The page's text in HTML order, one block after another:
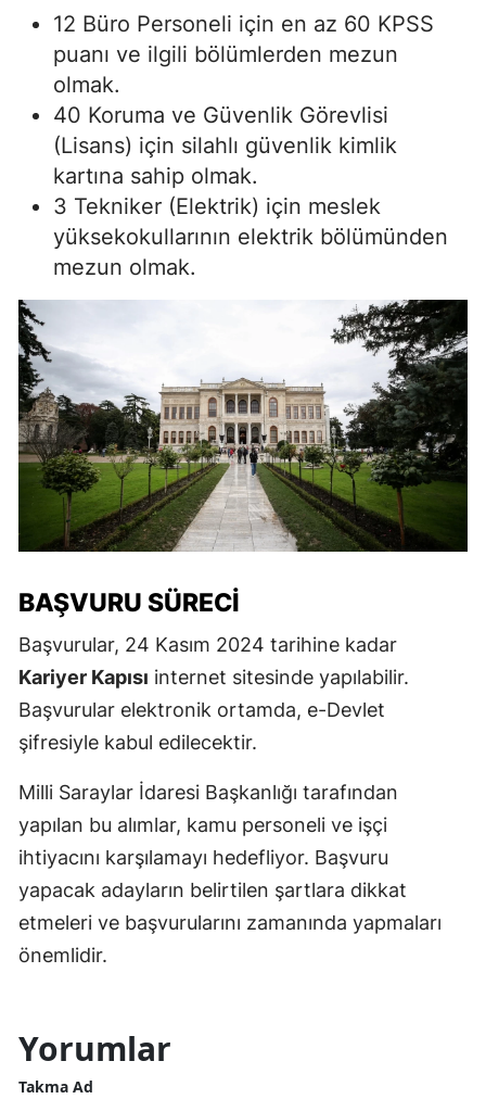
12 Büro Personeli için en az 60 KPSS
puanı ve ilgili bölümlerden mezun
olmak.
40 Koruma ve Güvenlik Görevlisi
(Lisans) için silahlı güvenlik kimlik
kartına sahip olmak.
3 Tekniker (Elektrik) için meslek
yüksekokullarının elektrik bölümünden
mezun olmak.
BAŞVURU SÜRECI
Başvurular, 24 Kasım 2024 tarihine kadar
Kariyer Kapısı internet sitesinde yapılabilir.
Başvurular elektronik ortamda, e-Devlet
şifresiyle kabul edilecektir.
Milli Saraylar İdaresi Başkanlığı tarafından
yapılan bu alımlar, kamu personeli ve işçi
ihtiyacını karşılamayı hedefliyor. Başvuru
yapacak adayların belirtilen şartlara dikkat
etmeleri ve başvurularını zamanında yapmaları
önemlidir.
Yorumlar
Takma Ad